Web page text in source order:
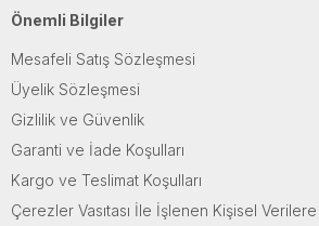
Önemli Bilgiler
Mesafeli Satış Sözleşmesi
Üyelik Sözleşmesi
Gizlilik ve Güvenlik
Garanti ve İade Koşulları
Kargo ve Teslimat Koşulları
Çerezler Vasıtası İle İşlenen Kişisel Verilere